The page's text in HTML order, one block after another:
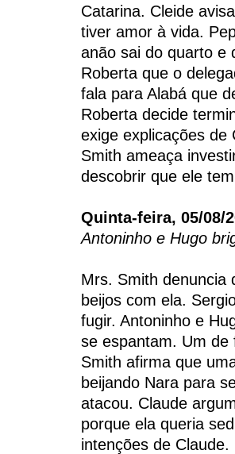
Catarina. Cleide
tiver amor à vida.
anão sai do quarto e
Roberta que o
fala para Alabá que
Roberta decide
exige explicações
Smith ameaça
descobrir que ele
Quinta-feira, 05/08/
Antoninho e Hugo
Mrs. Smith denuncia
beijos com ela.
fugir. Antoninho e
se espantam. Um de
Smith afirma que
beijando Nara para
atacou. Claude
porque ela queria
intenções de